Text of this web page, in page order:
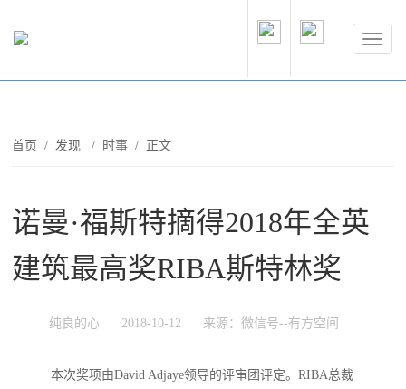
首页 /发现 / 时事 / 正文
诺曼·福斯特摘得2018年全英
建筑最高奖RIBA斯特林奖
纯良的心 2018-10-12 来源：微信号--有方空间
本次奖项由David Adjaye领导的评审团评定。RIBA总裁